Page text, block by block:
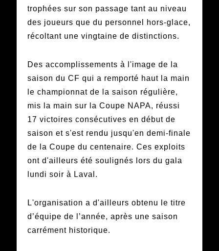
trophées sur son passage tant au niveau
des joueurs que du personnel hors-glace,
récoltant une vingtaine de distinctions.
Des accomplissements à l'image de la
saison du CF qui a remporté haut la main
le championnat de la saison régulière,
mis la main sur la Coupe NAPA, réussi
17 victoires consécutives en début de
saison et s'est rendu jusqu'en demi-finale
de la Coupe du centenaire. Ces exploits
ont d'ailleurs été soulignés lors du gala
lundi soir à Laval.
L'organisation a d'ailleurs obtenu le titre
d’équipe de l’année, après une saison
carrément historique.